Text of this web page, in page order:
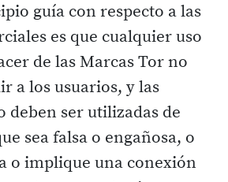
guía con respecto a las
es que cualquier uso
de las Marcas Tor no
a los usuarios, y las
deben ser utilizadas de
sea falsa o engañosa, o
o implique una conexión